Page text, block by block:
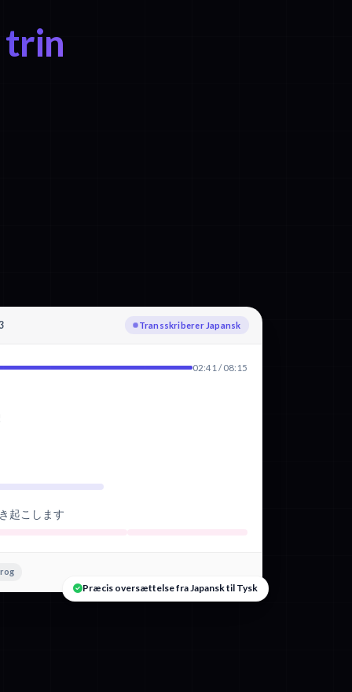
trin
Transskriberer Japansk
02:41 / 08:15
起こします
Præcis oversættelse fra Japansk til Tysk